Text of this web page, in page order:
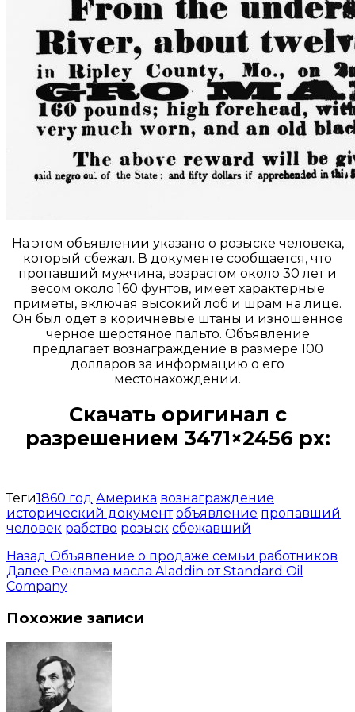
На этом объявлении указано о розыске человека,
который сбежал. В документе сообщается, что
пропавший мужчина, возрастом около 30 лет и
весом около 160 фунтов, имеет характерные
приметы, включая высокий лоб и шрам на лице.
Он был одет в коричневые штаны и изношенное
черное шерстяное пальто. Объявление
предлагает вознаграждение в размере 100
долларов за информацию о его
местонахождении.
Скачать оригинал с
разрешением 3471×2456 px:
Теги1860 год Америка вознаграждение
исторический документ объявление пропавший
человек рабство розыск сбежавший
Назад Объявление о продаже семьи работников
Далее Реклама масла Aladdin от Standard Oil
Company
Похожие записи